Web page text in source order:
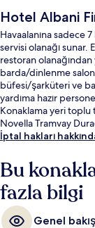
Hotel Albani
Havaalanına sadece
servisi olanağı
restoran olanağından
barda/dinlenme
büfesi/şarküteri ve
yardıma hazır
Konaklama yeri toplu
Novella Tramvay
yürüme
İptal hakları
Bu
fazla bilgi
Genel bakış